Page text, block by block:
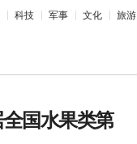
科技 军事 文化 旅游
国水果类第